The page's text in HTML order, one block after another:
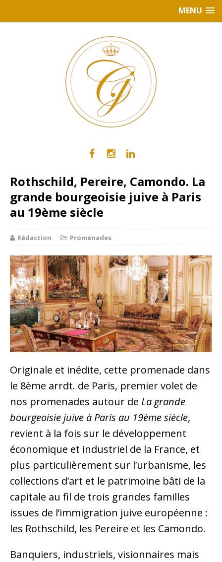
MENU
Rothschild, Pereire, Camondo. La
grande bourgeoisie juive à Paris
au 19ème siècle
Rédaction Promenades
Originale et inédite, cette promenade dans
le 8ème arrdt. de Paris, premier volet de
nos promenades autour de La grande
bourgeoisie juive à Paris au 19ème siècle,
revient à la fois sur le développement
économique et industriel de la France, et
plus particulièrement sur l’urbanisme, les
collections d’art et le patrimoine bâti de la
capitale au fil de trois grandes familles
issues de l’immigration juive européenne :
les Rothschild, les Pereire et les Camondo.
Banquiers, industriels, visionnaires mais